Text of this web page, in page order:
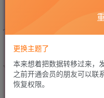
更换主题了
本来想着把数据转移过来，
之前开通会员的朋友可以联
恢复权限。